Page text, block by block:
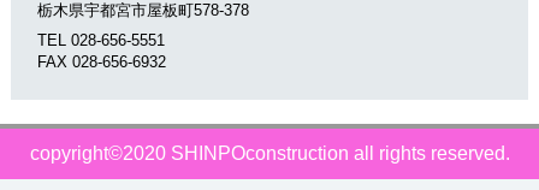
栃木県宇都宮市屋板町578-378
TEL 028-656-5551
FAX 028-656-6932
copyright©2020 SHINPOconstruction all rights reserved.